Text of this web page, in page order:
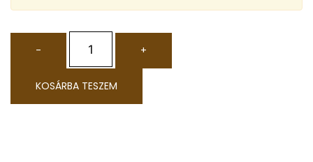
- +
KOSÁRBA TESZEM